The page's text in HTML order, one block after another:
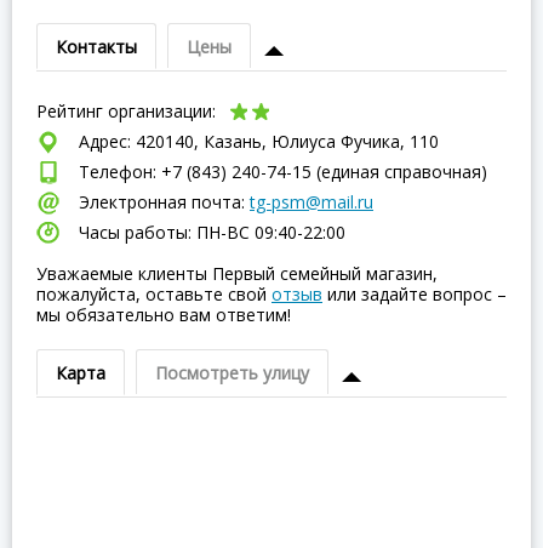
Контакты Цены
Рейтинг организации:
Адрес: 420140, Казань, Юлиуса Фучика, 110
Телефон: +7 (843) 240-74-15 (единая справочная)
Электронная почта:tg-psm@mail.ru
Часы работы: ПН-ВC 09:40-22:00
Уважаемые клиенты Первый семейный магазин,
пожалуйста, оставьте свой отзыв или задайте вопрос –
мы обязательно вам ответим!
Карта Посмотреть улицу